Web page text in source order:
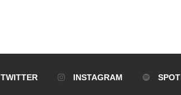
TWITTER INSTAGRAM